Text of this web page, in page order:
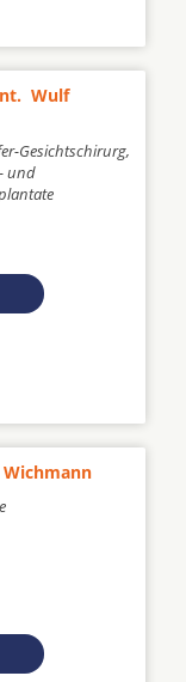
Wulf
Gesichtschirurg,
und